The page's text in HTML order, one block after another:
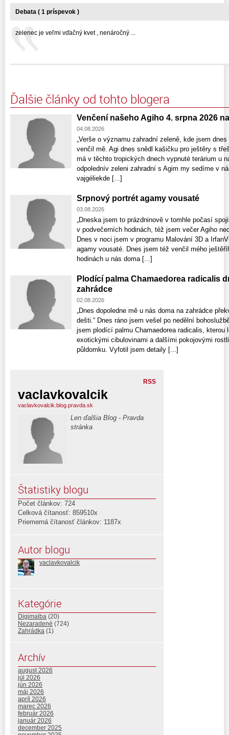
Debata ( 1 príspevok )
zelenec je veľmi vďačný kvet , nenáročný ...
Ďalšie články od tohto blogera
Venčení našeho Agiho 4. srpna 2026
04.08.2026
„Verše o významu zahradní zeleně, kde jsem
venčil mě. Agi dnes snědl kašičku pro ještěry s
má v těchto tropických dnech vypnuté terárium u
odpolednív zeleni zahradní s Agim my sedíme v
vajgéliekde [...]
Srpnový portrét agamy vousaté
03.08.2026
„Dneska jsem to prázdninově v tomhle počasí
v podvečerních hodinách, též jsem večer Agiho
Dnes v noci jsem v programu Malování 3D a
agamy vousaté. Dnes jsem též venčil mého
hodinách u nás doma [...]
Plodící palma Chamaedorea radicalis
zahrádce
02.08.2026
„Dnes dopoledne mě u nás doma na zahrádce
dešti.“ Dnes ráno jsem vešel po nedělní
jsem plodící palmu Chamaedorea radicalis, kterou
exotickými cibulovinami a dalšími pokojovými
půldomku. Vyfotil jsem detaily [...]
RSS
vaclavkovalcik
vaclavkovalcik.blog.pravda.sk
Len ďalšia Blog - Pravda
stránka
Štatistiky blogu
Počet článkov: 724
Celková čítanosť: 859510x
Priemerná čítanosť článkov: 1187x
Autor blogu
vaclavkovalcik
Kategórie
Digimalba (20)
Nezaradené (724)
Zahrádka (1)
Archív
august 2026
júl 2026
jún 2026
máj 2026
apríl 2026
marec 2026
február 2026
január 2026
december 2025